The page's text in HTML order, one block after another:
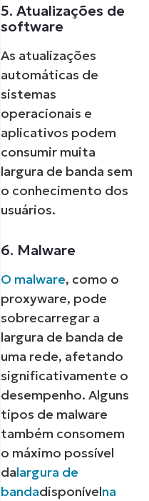
5. Atualizações de
software
As atualizações
automáticas de
sistemas
operacionais e
aplicativos podem
consumir muita
largura de banda sem
o conhecimento dos
usuários.
6. Malware
O malware, como o
proxyware, pode
sobrecarregar a
largura de banda de
uma rede, afetando
significativamente o
desempenho. Alguns
tipos de malware
também consomem
o máximo possível
dalargura de
bandadisponívelna